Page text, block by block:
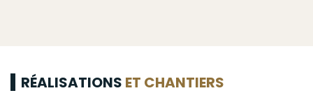
RÉALISATIONS ET CHANTIERS